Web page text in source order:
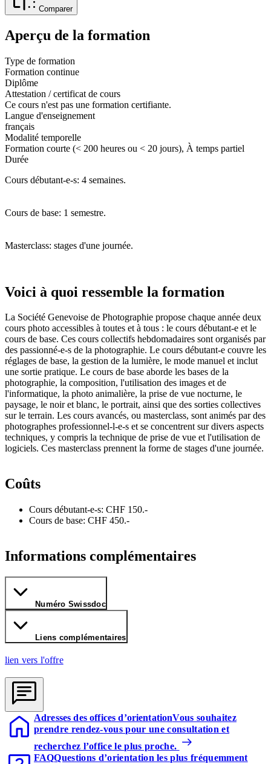
Comparer
Aperçu de la formation
Type de formation
Formation continue
Diplôme
Attestation / certificat de cours
Ce cours n'est pas une formation certifiante.
Langue d'enseignement
français
Modalité temporelle
Formation courte (< 200 heures ou < 20 jours), À temps partiel
Durée
Cours débutant-e-s: 4 semaines.
Cours de base: 1 semestre.
Masterclass: stages d'une journée.
Voici à quoi ressemble la formation
La Société Genevoise de Photographie propose chaque année deux
cours photo accessibles à toutes et à tous : le cours débutant-e et le
cours de base. Ces cours collectifs hebdomadaires sont organisés par
des passionné-e-s de la photographie. Le cours débutant-e couvre les
réglages de base, la gestion de la lumière, le mode manuel et inclut
une sortie pratique. Le cours de base aborde les bases de la
photographie, la composition, l'utilisation des images et de
l'informatique, la photo animalière, la prise de vue nocturne, le
paysage, le noir et blanc, le portrait, ainsi que des sorties collectives
sur le terrain. Les cours avancés, ou masterclass, sont animés par des
photographes professionnel-l-e-s et se concentrent sur divers aspects
techniques, y compris la technique de prise de vue et l'utilisation de
logiciels. Ces masterclass prennent la forme de stages d'une journée.
Coûts
Cours débutant-e-s: CHF 150.-
Cours de base: CHF 450.-
Informations complémentaires
Numéro Swissdoc
Liens complémentaires
lien vers l'offre
Adresses des offices d’orientationVous souhaitez
prendre rendez-vous pour une consultation et
recherchez l’office le plus proche.
FAQQuestions d’orientation les plus fréquemment